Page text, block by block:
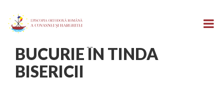
BUCURIE ÎN TINDA
BISERICII